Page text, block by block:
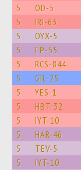
5 OD-5
5 IRI-63
5 OYX-5
5 EP-55
5 RCS-844
5 GIL-25
5 YES-1
5 HBT-32
5 IYT-10
5 HAR-46
5 TEV-5
5 IYT-10